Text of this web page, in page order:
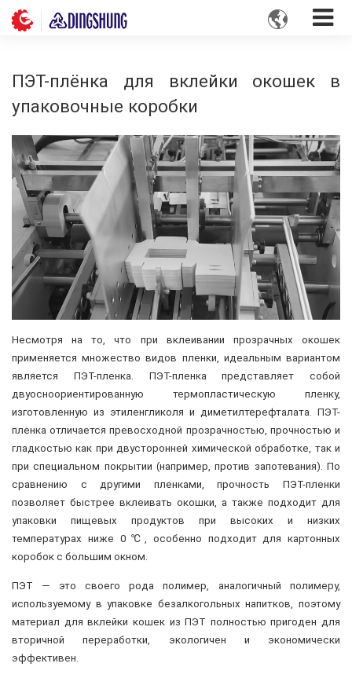

ПЭТ-плёнка для вклейки окошек в
упаковочные коробки
Несмотря на то, что при вклеивании прозрачных окошек
применяется множество видов пленки, идеальным вариантом
является ПЭТ-пленка. ПЭТ-пленка представляет собой
двуосноориентированную термопластическую пленку,
изготовленную из этиленгликоля и диметилтерефталата. ПЭТ-
пленка отличается превосходной прозрачностью, прочностью и
гладкостью как при двусторонней химической обработке, так и
при специальном покрытии (например, против запотевания). По
сравнению с другими пленками, прочность ПЭТ-пленки
позволяет быстрее вклеивать окошки, а также подходит для
упаковки пищевых продуктов при высоких и низких
температурах ниже 0 ℃, особенно подходит для картонных
коробок с большим окном.
ПЭТ — это своего рода полимер, аналогичный полимеру,
используемому в упаковке безалкогольных напитков, поэтому
материал для вклейки кошек из ПЭТ полностью пригоден для
вторичной переработки, экологичен и экономически
эффективен.